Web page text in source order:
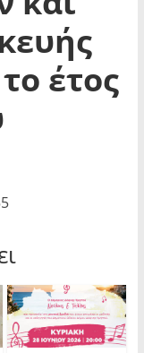
έτος